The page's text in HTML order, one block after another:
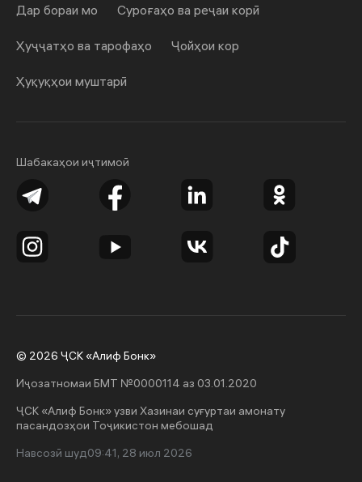
Шабакаҳои иҷтимоӣ
Дар бораи мо Суроғаҳо ва реҷаи корӣ
Ҳуҷҷатҳо ва тарофаҳо Ҷойҳои кор
Ҳуқуқҳои муштарӣ
© 2026 ҶСК «Алиф Бонк»
Иҷозатномаи БМТ №0000114 аз 03.01.2020
ҶСК «Алиф Бонк» узви Хазинаи суғуртаи амонату
пасандозҳои Тоҷикистон мебошад
Навсозӣ шуд09:41, 28 июл 2026